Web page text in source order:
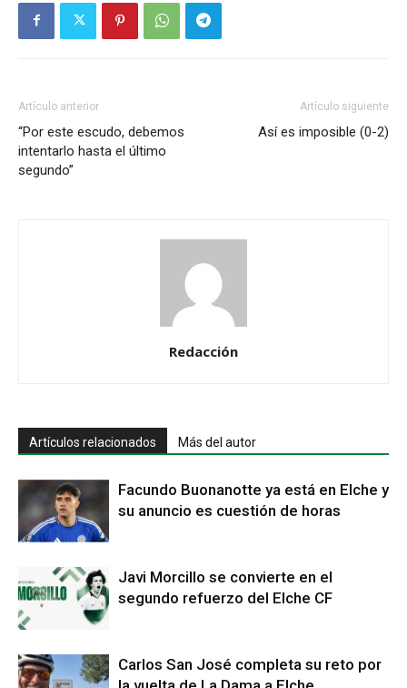
Artículo anterior
“Por este escudo, debemos
intentarlo hasta el último
segundo”
Artículo siguiente
Así es imposible (0-2)
Redacción
Artículos relacionados Más del autor
Facundo Buonanotte ya está en Elche y
su anuncio es cuestión de horas
Javi Morcillo se convierte en el
segundo refuerzo del Elche CF
Carlos San José completa su reto por